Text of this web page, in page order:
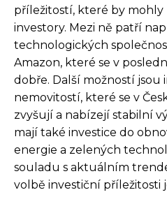
příležitostí, které by mohly
investory. Mezi ně patří
technologických
Amazon, které se v
dobře. Další možností jsou
nemovitostí, které se v
zvyšují a nabízejí stabilní
mají také investice do
energie a zelených
souladu s aktuálním
volbě investiční příležitosti